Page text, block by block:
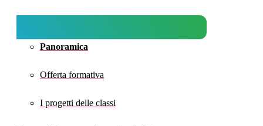
Panoramica
Offerta formativa
I progetti delle classi